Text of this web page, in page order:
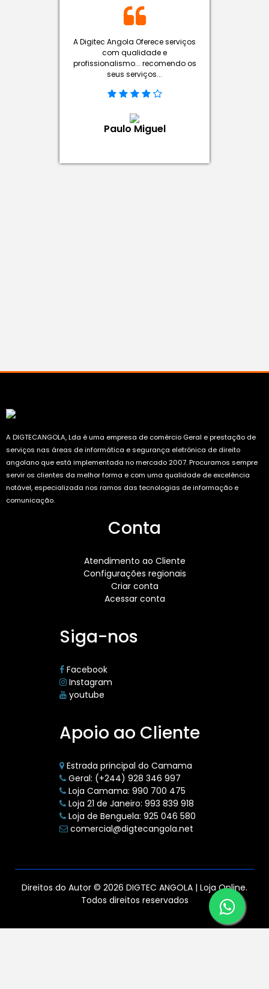
A Digitec Angola Oferece serviços
com qualidade e
profissionalismo... recomendo os
seus serviços...
Paulo Miguel
A DIGTECANGOLA, Lda é uma empresa de comércio Geral e prestação de
serviços nas áreas de informática e segurança eletrónica de direito
angolano que está implementada no mercado 2007. Procuramos sempre
servir os clientes da melhor forma e com uma qualidade de excelência
notável, especializada nos ramos das tecnologias de informação e
comunicação.
Conta
Atendimento ao Cliente
Configurações regionais
Criar conta
Acessar conta
Siga-nos
Facebook
Instagram
youtube
Apoio ao Cliente
Estrada principal do Camama
Geral: (+244) 928 346 997
Loja Camama: 990 700 475
Loja 21 de Janeiro: 993 839 918
Loja de Benguela: 925 046 580
comercial@digtecangola.net
Direitos do Autor © 2026 DIGTEC ANGOLA | Loja Online.
Todos direitos reservados